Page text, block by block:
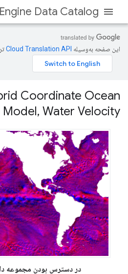
Data Catalog
این صفحه به‌وسیله
Coordinate Ocean
Model, Water Velocity
در دسترس بودن مجموعه